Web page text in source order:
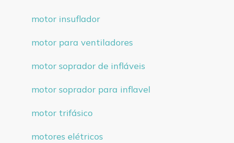
motor insuflador
motor para ventiladores
motor soprador de infláveis
motor soprador para inflavel
motor trifásico
motores elétricos